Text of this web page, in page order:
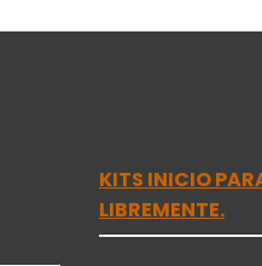
KITS INICIO
LIBREMENTE.